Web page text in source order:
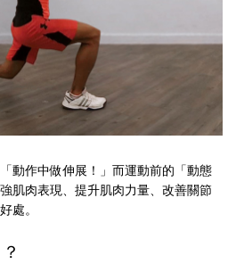
動作中做伸展！」而運動前的「動態
肌肉表現、提升肌肉力量、改善關節
處。